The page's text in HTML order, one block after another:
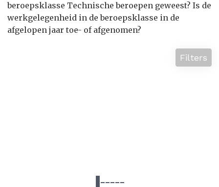
beroepsklasse Technische beroepen geweest? Is de
werkgelegenheid in de beroepsklasse in de
afgelopen jaar toe- of afgenomen?
Filters